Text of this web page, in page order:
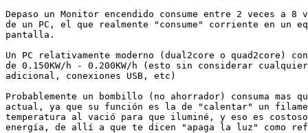
Depaso un Monitor encendido consume entre 2 veces a 8
de un PC, el que realmente "consume" corriente en un
pantalla.
Un PC relativamente moderno (dual2core o quad2core)
de 0.150KW/h - 0.200KW/h (esto sin considerar
adicional, conexiones USB, etc)
Probablemente un bombillo (no ahorrador) consuma mas
actual, ya que su función es la de "calentar" un
temperatura al vació para que iluminé, y eso es
energía, de allí a que te dicen "apaga la luz" como